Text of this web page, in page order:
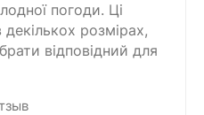
погоди. Ці
розмірах,
відповідний для